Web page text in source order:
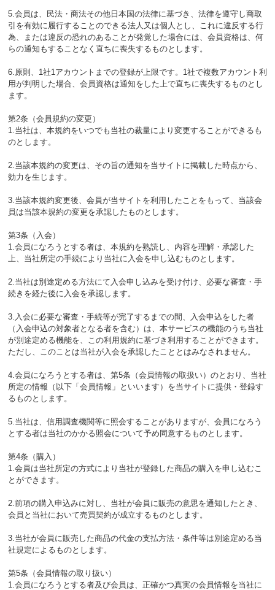
5.会員は、民法・商法その他日本国の法律に基づき、法律を遵守し商取
引を有効に履行することのできる法人又は個人とし、これに違反する行
為、または違反の恐れのあることが発覚した場合には、会員資格は、何
らの通知もすることなく直ちに喪失するものとします。
6.原則、1社1アカウントまでの登録が上限です。1社で複数アカウント利
用が判明した場合、会員資格は通知をした上で直ちに喪失するものとし
ます。
第2条（会員規約の変更）
1.当社は、本規約をいつでも当社の裁量により変更することができるも
のとします。
2.当該本規約の変更は、その旨の通知を当サイトに掲載した時点から、
効力を生じます。
3.当該本規約変更後、会員が当サイトを利用したことをもって、当該会
員は当該本規約の変更を承認したものとします。
第3条（入会）
1.会員になろうとする者は、本規約を熟読し、内容を理解・承認した
上、当社所定の手続により当社に入会を申し込むものとします。
2.当社は別途定める方法にて入会申し込みを受け付け、必要な審査・手
続きを経た後に入会を承認します。
3.入会に必要な審査・手続等が完了するまでの間、入会申込をした者
（入会申込の対象者となる者を含む）は、本サービスの機能のうち当社
が別途定める機能を、この利用規約に基づき利用することができます。
ただし、このことは当社が入会を承認したこととはみなされません。
4.会員になろうとする者は、第5条（会員情報の取扱い）のとおり、当社
所定の情報（以下「会員情報」といいます）を当サイトに提供・登録す
るものとします。
5.当社は、信用調査機関等に照会することがありますが、会員になろう
とする者は当社のかかる照会について予め同意するものとします。
第4条（購入）
1.会員は当社所定の方式により当社が登録した商品の購入を申し込むこ
とができます。
2.前項の購入申込みに対し、当社が会員に販売の意思を通知したとき、
会員と当社において売買契約が成立するものとします。
3.当社が会員に販売した商品の代金の支払方法・条件等は別途定める当
社規定によるものとします。
第5条（会員情報の取り扱い）
1.会員になろうとする者及び会員は、正確かつ真実の会員情報を当社に